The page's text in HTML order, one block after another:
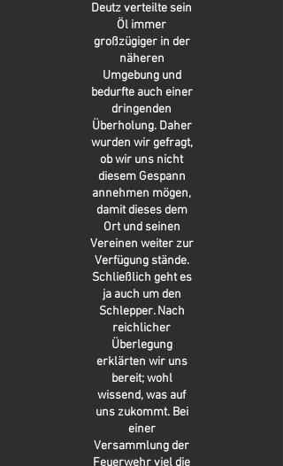
Deutz verteilte sein
Öl immer
großzügiger in der
näheren
Umgebung und
bedurfte auch einer
dringenden
Überholung. Daher
wurden wir gefragt,
ob wir uns nicht
diesem Gespann
annehmen mögen,
damit dieses dem
Ort und seinen
Vereinen weiter zur
Verfügung stände.
Schließlich geht es
ja auch um den
Schlepper. Nach
reichlicher
Überlegung
erklärten wir uns
bereit; wohl
wissend, was auf
uns zukommt. Bei
einer
Versammlung der
Feuerwehr viel die